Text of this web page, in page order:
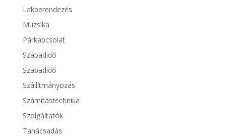
Lakberendezés
Muzsika
Párkapcsolat
Szabadidő
Szabadidő
Szállítmányozás
Számítástechnika
Szolgáltatók
Tanácsadás